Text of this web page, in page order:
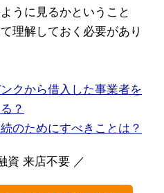
うに見るかということ
理解しておく必要があり
クから借入した事業者を
？
のためにすべきことは？
資 来店不要 ／